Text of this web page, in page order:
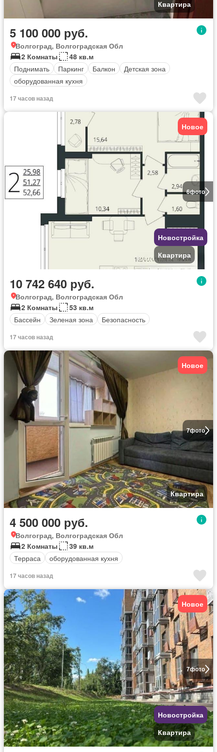
Квартира
5 100 000 руб.
Волгоград, Волгоградская Обл
2 Комнаты
48 кв.м
Поднимать
Паркинг Балкон
Детская зона
оборудованная кухня
17 часов назад
6фото
Новое
Новостройка
Квартира
10 742 640 руб.
Волгоград, Волгоградская Обл
2 Комнаты
53 кв.м
Бассейн
Зеленая зона Безопасность
17 часов назад
7фото
Новое
Квартира
4 500 000 руб.
Волгоград, Волгоградская Обл
2 Комнаты
39 кв.м
Терраса
оборудованная кухня
17 часов назад
7фото
Новое
Новостройка
Квартира